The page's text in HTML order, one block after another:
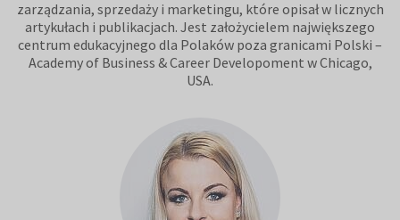
zarządzania, sprzedaży i marketingu, które opisał w licznych
artykułach i publikacjach. Jest założycielem największego
centrum edukacyjnego dla Polaków poza granicami Polski –
Academy of Business & Career Developoment w Chicago,
USA.